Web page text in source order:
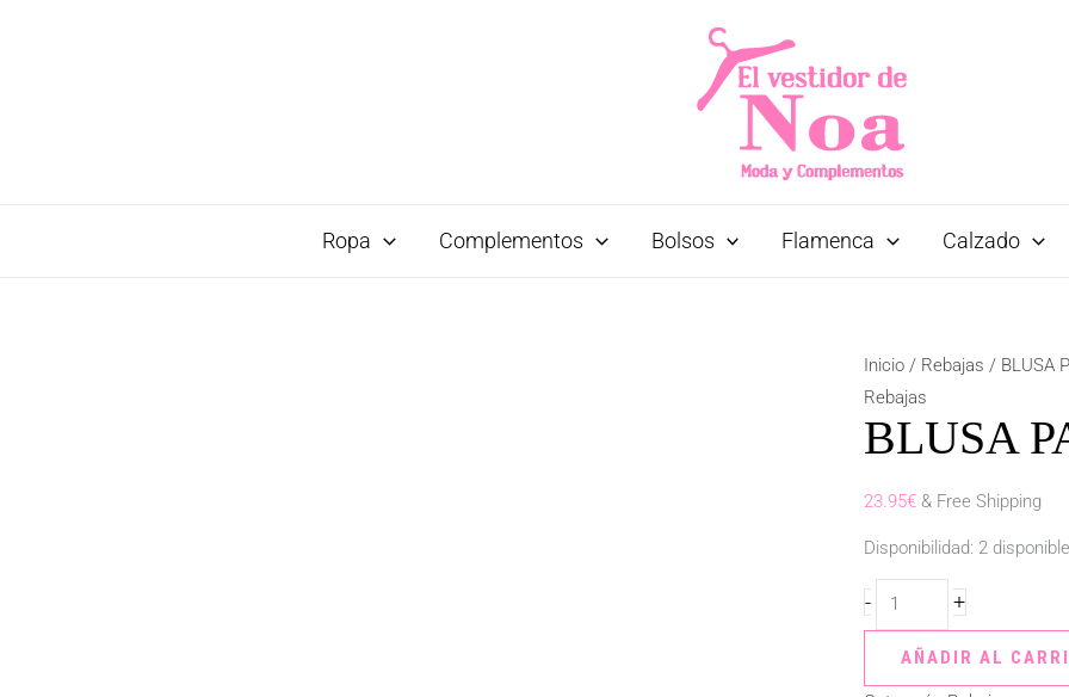
Ropa Complementos Bolsos Flamenca Calzado
Inicio / Rebajas / BLUSA
Rebajas
BLUSA
23.95€ & Free Shipping
Disponibilidad: 2
-
BLUSA
PATRI
BLANCA
cantidad
+
AÑADIR AL